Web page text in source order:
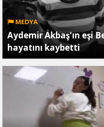
MEDYA
Aydemir Akbaş'ın eşi
hayatını kaybetti